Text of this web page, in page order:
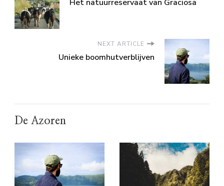
Het natuurreservaat van Graciosa
NEXT ARTICLE
Unieke boomhutverblijven
De Azoren